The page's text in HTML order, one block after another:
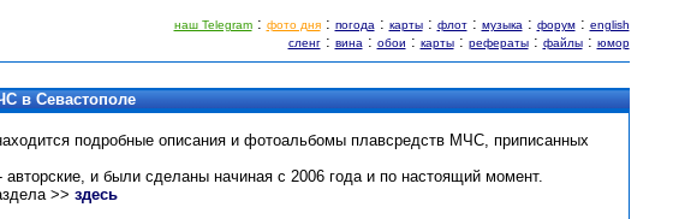
наш Telegram: фото дня: погода: карты: флот: музыка: форум: english
сленг: вина: обои : карты: рефераты: файлы: юмор
в Севастополе
подробные описания и фотоальбомы плавсредств МЧС, приписанных
и были сделаны начиная с 2006 года и по настоящий момент.
>> здесь